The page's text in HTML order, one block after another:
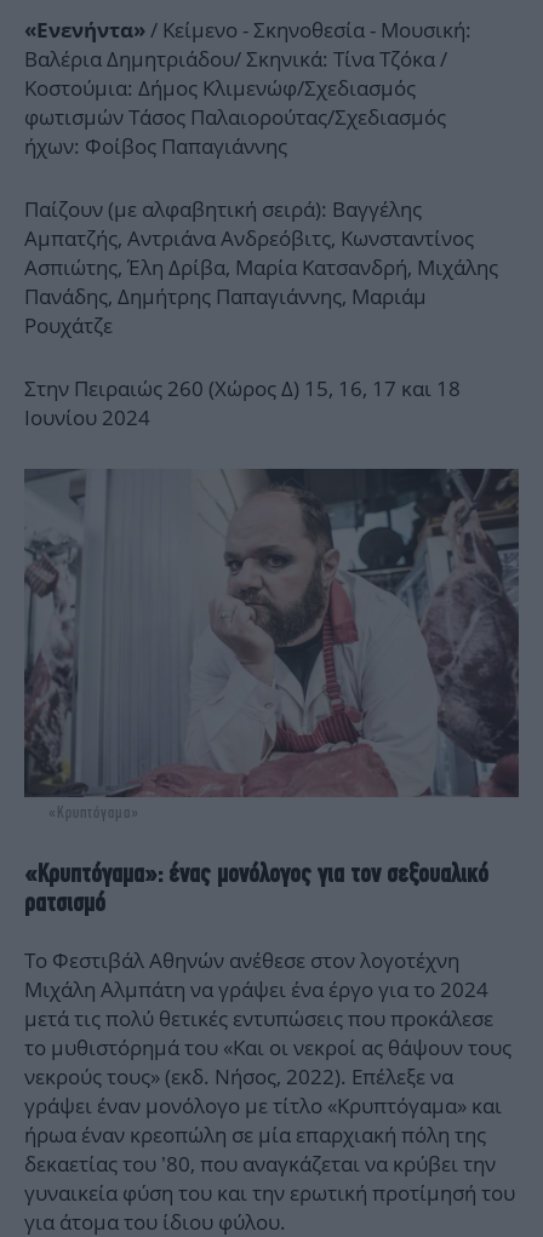
«Ενενήντα» / Κείμενο - Σκηνοθεσία - Mουσική:
Βαλέρια Δημητριάδου/ Σκηνικά: Τίνα Τζόκα /
Κοστούμια: Δήμος Κλιμενώφ/Σχεδιασμός
φωτισμών Τάσος Παλαιορούτας/Σχεδιασμός
ήχων: Φοίβος Παπαγιάννης
Παίζουν (με αλφαβητική σειρά): Βαγγέλης
Αμπατζής, Αντριάνα Ανδρεόβιτς, Κωνσταντίνος
Ασπιώτης, Έλη Δρίβα, Μαρία Κατσανδρή, Μιχάλης
Πανάδης, Δημήτρης Παπαγιάννης, Μαριάμ
Ρουχάτζε
Στην Πειραιώς 260 (Χώρος Δ) 15, 16, 17 και 18
Ιουνίου 2024
«Κρυπτόγαμα»
«Κρυπτόγαμα»: ένας μονόλογος για τον σεξουαλικό
ρατσισμό
Το Φεστιβάλ Αθηνών ανέθεσε στον λογοτέχνη
Μιχάλη Αλμπάτη να γράψει ένα έργο για το 2024
μετά τις πολύ θετικές εντυπώσεις που προκάλεσε
το μυθιστόρημά του «Και οι νεκροί ας θάψουν τους
νεκρούς τους» (εκδ. Νήσος, 2022). Επέλεξε να
γράψει έναν μονόλογο με τίτλο «Κρυπτόγαμα» και
ήρωα έναν κρεοπώλη σε μία επαρχιακή πόλη της
δεκαετίας του ’80, που αναγκάζεται να κρύβει την
γυναικεία φύση του και την ερωτική προτίμησή του
για άτομα του ίδιου φύλου.